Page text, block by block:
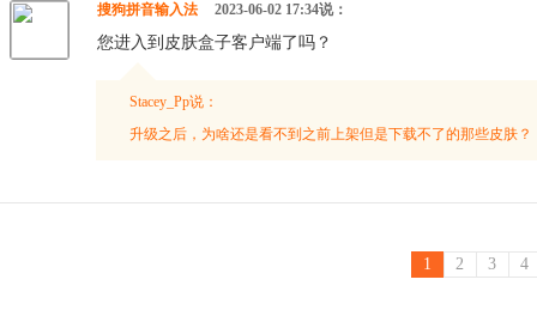
搜狗拼音输入法 2023-06-02 17:34说：
您进入到皮肤盒子客户端了吗？
Stacey_Pp说：
升级之后，为啥还是看不到之前上架但是下载不了的那些皮肤？
1 2 3 4